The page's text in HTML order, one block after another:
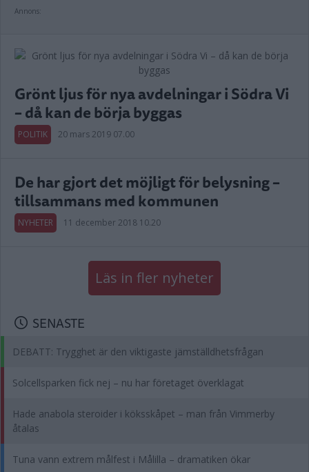
Annons:
Grönt ljus för nya avdelningar i Södra Vi
– då kan de börja byggas
POLITIK 20 mars 2019 07.00
De har gjort det möjligt för belysning –
tillsammans med kommunen
NYHETER 11 december 2018 10.20
Läs in fler nyheter
SENASTE
DEBATT: Trygghet är den viktigaste jämställdhetsfrågan
Solcellsparken fick nej – nu har företaget överklagat
Hade anabola steroider i köksskåpet – man från Vimmerby
åtalas
Tuna vann extrem målfest i Målilla – dramatiken ökar